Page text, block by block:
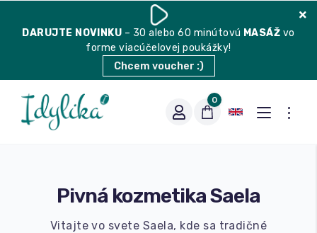
DARUJTE NOVINKU – 30 alebo 60 minútovú MASÁŽ vo
forme viacúčelovej poukážky!
Chcem voucher :)
0
Pivná kozmetika Saela
Vitajte vo svete Saela, kde sa tradičné